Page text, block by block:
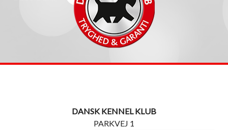
DANSK KENNEL KLUB
PARKVEJ 1